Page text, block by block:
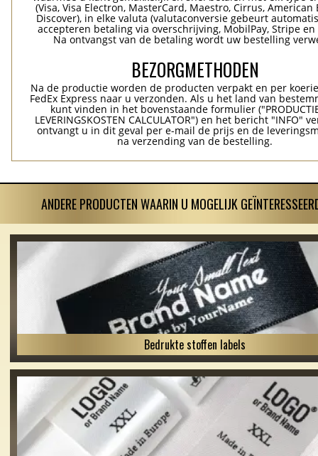
(Visa, Visa Electron, MasterCard, Maestro, Cirrus, American
Discover), in elke valuta (valutaconversie gebeurt
accepteren betaling via overschrijving, MobilPay, Stripe en
Na ontvangst van de betaling wordt uw bestelling
BEZORGMETHODEN
Na de productie worden de producten verpakt en per
FedEx Express naar u verzonden. Als u het land van
kunt vinden in het bovenstaande formulier
LEVERINGSKOSTEN CALCULATOR") en het bericht "INFO"
ontvangt u in dit geval per e-mail de prijs en de
na verzending van de bestelling.
ANDERE PRODUCTEN WAARIN U MOGELIJK
Bedrukte stoffen labels